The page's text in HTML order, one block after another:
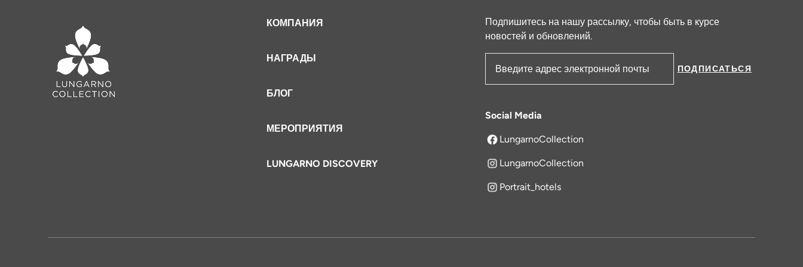
КОМПАНИЯ
НАГРАДЫ
БЛОГ
МЕРОПРИЯТИЯ
LUNGARNO DISCOVERY
Подпишитесь на нашу рассылку, чтобы быть в курсе
новостей и обновлений.
Адрес электронной почты
ПОДПИСАТЬСЯ
Social Media
LungarnoCollection
открывается в новой вкладке
LungarnoCollection
Portrait_hotels